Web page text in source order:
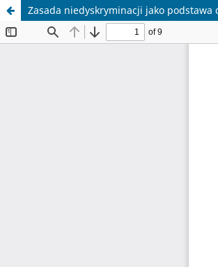
Zasada niedyskryminacji jako podstawa